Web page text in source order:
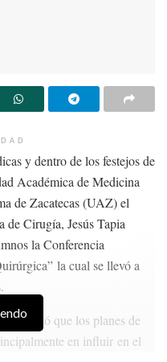
y dentro de los festejos de
Académica de Medicina
de Zacatecas (UAZ) el
de Cirugía, Jesús Tapia
la Conferencia
la cual se llevó a
explicó que los planes de
en influir en el